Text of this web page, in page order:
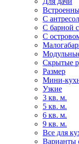
С
С барной
С
Скрытые
Размер
Мини-
Узкие
3 кв. м.
5 кв. м.
6 кв. м.
9 кв. м.
Все для
Варианты